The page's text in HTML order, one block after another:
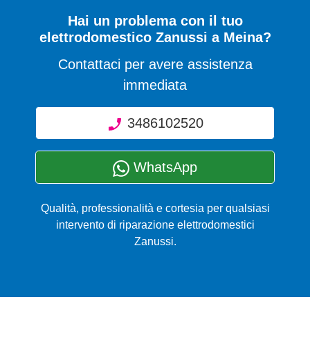
Hai un problema con il tuo
elettrodomestico Zanussi a Meina?
Contattaci per avere assistenza
immediata
3486102520
WhatsApp
Qualità, professionalità e cortesia per qualsiasi
intervento di riparazione elettrodomestici
Zanussi.